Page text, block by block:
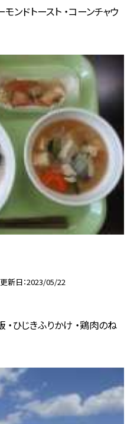
ンドトースト ・コーンチャウ
更新日 2023/05/22
・ひじきふりかけ ・鶏肉のね